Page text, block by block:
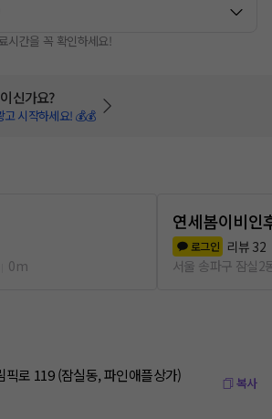
시간을 꼭 확인하세요!
신가요?
고 시작하세요! 💰💰
0m
연세봄이비인
로그인 리뷰 32
서울 송파구 잠실2
로 119 (잠실동, 파인애플상가) 복사